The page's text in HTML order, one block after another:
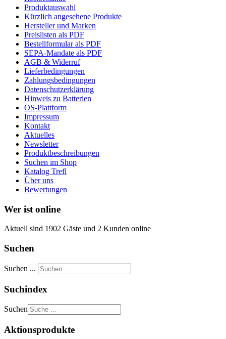
Produktauswahl
Kürzlich angesehene Produkte
Hersteller und Marken
Preislisten als PDF
Bestellformular als PDF
SEPA-Mandate als PDF
AGB & Widerruf
Lieferbedingungen
Zahlungsbedingungen
Datenschutzerklärung
Hinweis zu Batterien
OS-Plattform
Impressum
Kontakt
Aktuelles
Newsletter
Produktbeschreibungen
Suchen im Shop
Katalog Trefl
Über uns
Bewertungen
Wer ist online
Aktuell sind 1902 Gäste und 2 Kunden online
Suchen
Suchen ...
Suchindex
Suchen
Aktionsprodukte